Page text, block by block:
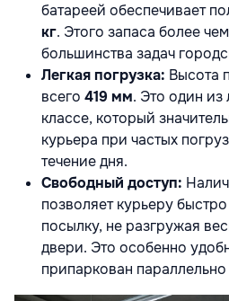
батареей обеспечивает
кг. Этого запаса более
большинства задач
Легкая погрузка: Высота
всего 419 мм. Это один из
классе, который
курьера при частых
течение дня.
Свободный доступ:
позволяет курьеру
посылку, не разгружая
двери. Это особенно
припаркован параллельно